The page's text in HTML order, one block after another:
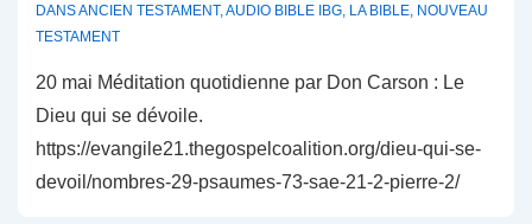
DANSANCIEN TESTAMENT,AUDIO BIBLE IBG, LA BIBLE, NOUVEAU
TESTAMENT
20 mai Méditation quotidienne par Don Carson : Le
Dieu qui se dévoile.
https://evangile21.thegospelcoalition.org/dieu-qui-se-
devoil/nombres-29-psaumes-73-sae-21-2-pierre-2/